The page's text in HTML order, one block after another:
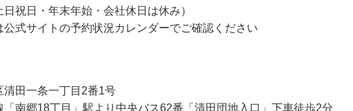
祝日・年末年始・会社休日は休み）
式サイトの予約状況カレンダーでご確認ください
清田一条一丁目2番1号
南郷18丁目」駅より中央バス62番「清田団地入口」下車徒歩2分